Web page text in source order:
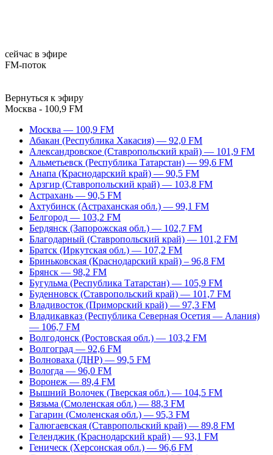
сейчас в эфире
FM-поток
Вернуться к эфиру
Москва - 100,9 FM
Москва — 100,9 FM
Абакан (Республика Хакасия) — 92,0 FM
Александровское (Ставропольский край) — 101,9 FM
Альметьевск (Республика Татарстан) — 99,6 FM
Анапа (Краснодарский край) — 90,5 FM
Арзгир (Ставропольский край) — 103,8 FM
Астрахань — 90,5 FM
Ахтубинск (Астраханская обл.) — 99,1 FM
Белгород — 103,2 FM
Бердянск (Запорожская обл.) — 102,7 FM
Благодарный (Ставропольский край) — 101,2 FM
Братск (Иркутская обл.) — 107,2 FM
Бриньковская (Краснодарский край) – 96,8 FM
Брянск — 98,2 FM
Бугульма (Республика Татарстан) — 105,9 FM
Буденновск (Ставропольский край) — 101,7 FM
Владивосток (Приморский край) — 97,3 FM
Владикавказ (Республика Северная Осетия — Алания)
— 106,7 FM
Волгодонск (Ростовская обл.) — 103,2 FM
Волгоград — 92,6 FM
Волноваха (ДНР) — 99,5 FM
Вологда — 96,0 FM
Воронеж — 89,4 FM
Вышний Волочек (Тверская обл.) — 104,5 FM
Вязьма (Смоленская обл.) — 88,3 FM
Гагарин (Смоленская обл.) — 95,3 FM
Галюгаевская (Ставропольский край) — 89,8 FM
Геленджик (Краснодарский край) — 93,1 FM
Геническ (Херсонская обл.) — 96,6 FM